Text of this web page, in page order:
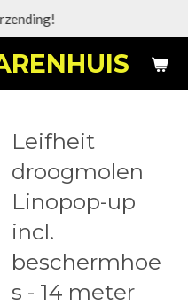
Leifheit
droogmolen
Linopop-up
incl.
beschermhoe
s - 14 meter